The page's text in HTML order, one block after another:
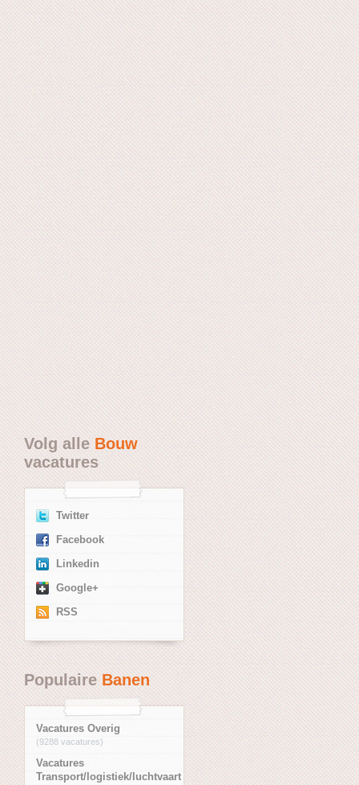
Volg alleBouw
vacatures
Twitter
Facebook
Linkedin
Google+
RSS
PopulaireBanen
Vacatures Overig
(9288 vacatures)
Vacatures
Transport/logistiek/luchtvaart